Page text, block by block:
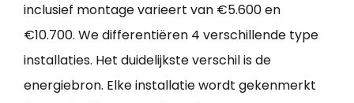
inclusief montage varieert van €5.600 en
€10.700. We differentiëren 4 verschillende type
installaties. Het duidelijkste verschil is de
energiebron. Elke installatie wordt gekenmerkt